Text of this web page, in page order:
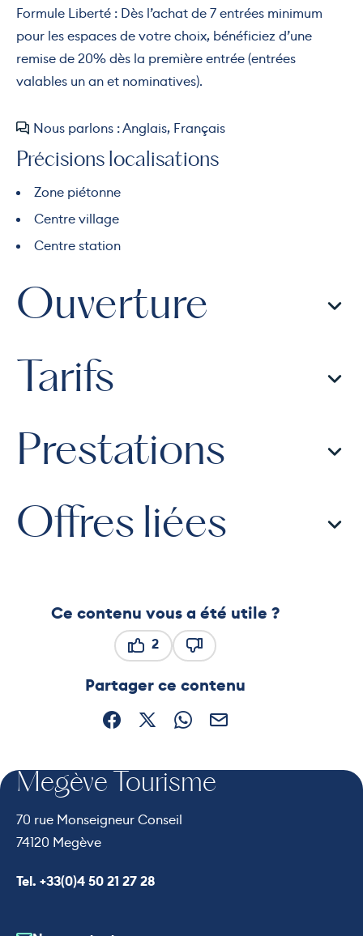
Formule Liberté : Dès l’achat de 7 entrées minimum
pour les espaces de votre choix, bénéficiez d’une
remise de 20% dès la première entrée (entrées
valables un an et nominatives).
Nous parlons : Anglais, Français
Précisions localisations
Zone piétonne
Centre village
Centre station
Ouverture
Tarifs
Prestations
Offres liées
Ce contenu vous a été utile ?
2
Partager ce contenu
Partager sur Facebook (nouvelle fenêtre)
Partager sur X / Twitter (nouvelle
Partager sur WhatsApp
Partager par mail
Megève Tourisme
70 rue Monseigneur Conseil
74120 Megève
Appeler le
Tel. +33(0)4 50 21 27 28